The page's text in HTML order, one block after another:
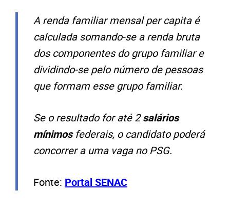
A renda familiar mensal per capita é
calculada somando-se a renda bruta
dos componentes do grupo familiar e
dividindo-se pelo número de pessoas
que formam esse grupo familiar.
Se o resultado for até 2salários
mínimosfederais, o candidato poderá
concorrer a uma vaga no PSG.
Fonte: Portal SENAC